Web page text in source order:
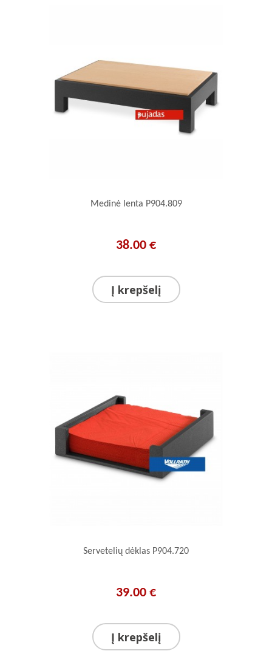
Medinė lenta P904.809
38.00 €
Į krepšelį
Servetelių dėklas P904.720
39.00 €
Į krepšelį